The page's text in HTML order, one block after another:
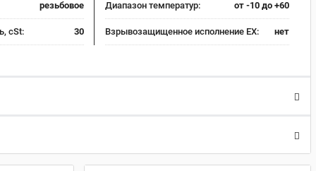
резьбовое Диапазон температур: от -10 до +60
cSt: 30 Взрывозащищенное исполнение EX: нет